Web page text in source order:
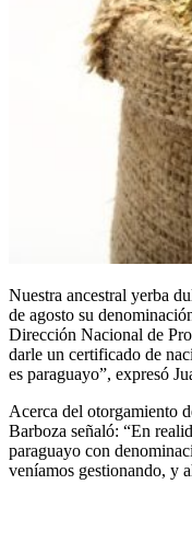
Nuestra ancestral yerba
de agosto su
Dirección Nacional de
darle un certificado de
es paraguayo”, expresó
Acerca del otorgamiento
Barboza señaló: “En
paraguayo con
veníamos gestionando, y